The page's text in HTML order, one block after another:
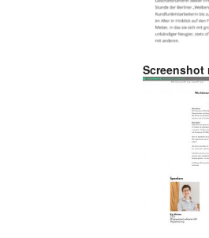
Screenshot